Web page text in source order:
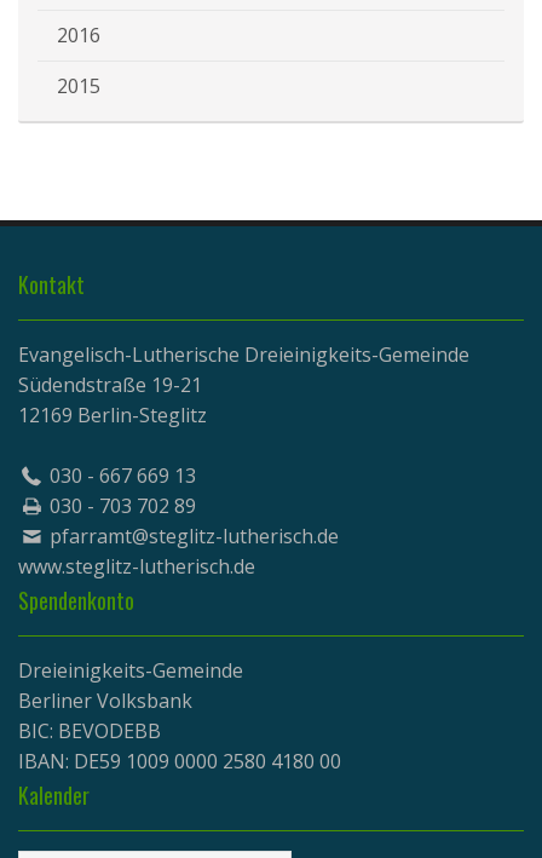
2016
2015
Kontakt
Evangelisch-Lutherische Dreieinigkeits-Gemeinde
Südendstraße 19-21
12169 Berlin-Steglitz
030 - 667 669 13
030 - 703 702 89
pfarramt@steglitz-lutherisch.de
www.steglitz-lutherisch.de
Spendenkonto
Dreieinigkeits-Gemeinde
Berliner Volksbank
BIC: BEVODEBB
IBAN: DE59 1009 0000 2580 4180 00
Kalender